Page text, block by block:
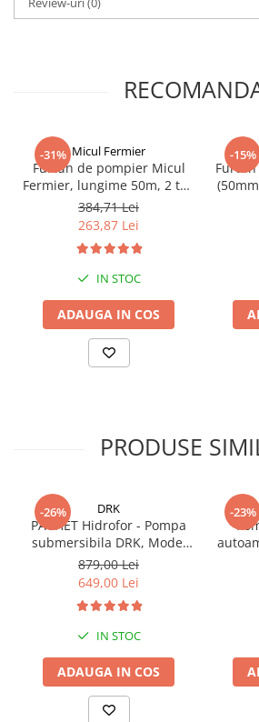
-31% Micul Fermier
Furtun de pompier Micul
Fermier, lungime 50m, 2 toli
(50mm), din PVC, GF-0291
384,71 Lei
263,87 Lei
IN STOC
ADAUGA IN COS
-15%
cu
PRODUSE
-26% DRK
PACHET Hidrofor - Pompa
submersibila DRK, Model
4STM4-8, putere 1.8 kW,
debit 5m3/h, 8 turbine +
Presostat electronic DRK,
Model PC-58, 1kW, 220 V, 10
Bar
879,00 Lei
649,00 Lei
IN STOC
ADAUGA IN COS
-23%
12V,